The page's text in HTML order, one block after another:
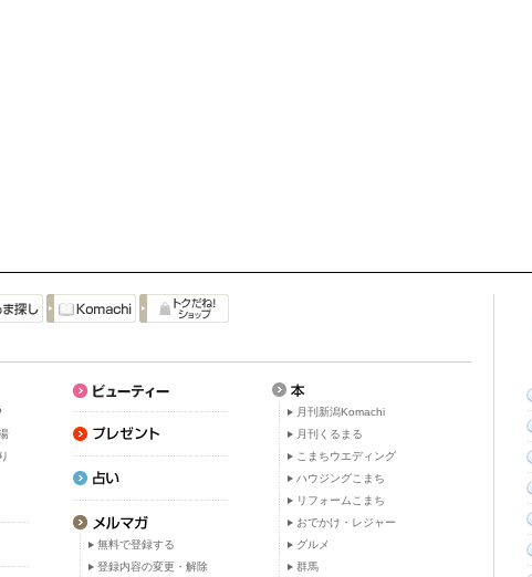
無料で登録する
登録内容の変更・解除
月刊新潟Komachi
月刊くるまる
こまちウエディング
ハウジングこまち
リフォームこまち
おでかけ・レジャー
グルメ
群馬